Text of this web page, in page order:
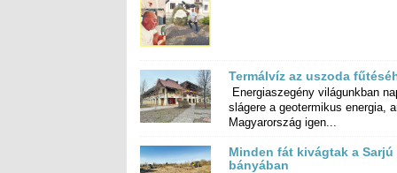
Termálvíz az uszoda
Energiaszegény világunkban
slágere a geotermikus energia,
Magyarország igen...
Minden fát kivágtak a Sarjú
bányában